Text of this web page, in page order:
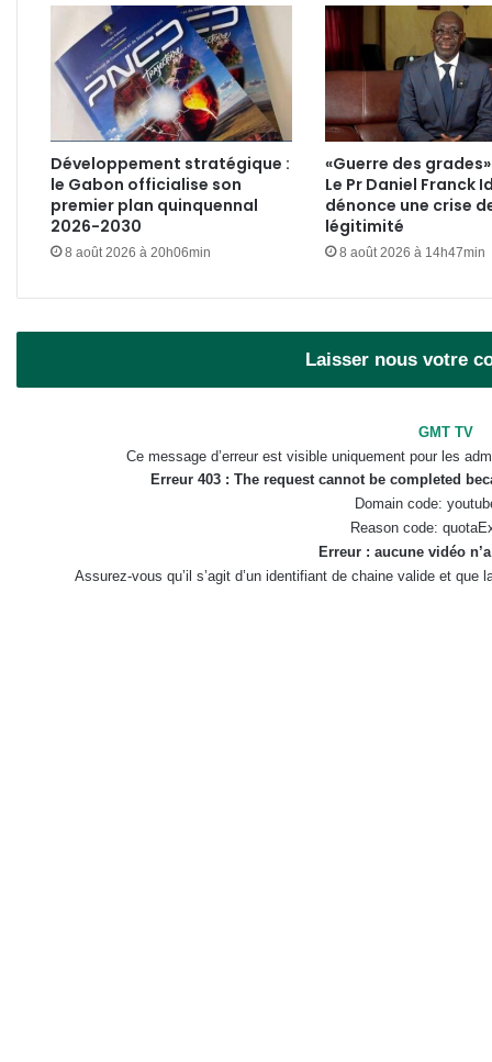
Développement stratégique :
le Gabon officialise son
premier plan quinquennal
2026-2030
8 août 2026 à 20h06min
«Guerre des grades»
Le Pr Daniel Franck
dénonce une crise
légitimité
8 août 2026 à 14h47min
Laisser nous votre
GMT TV
Ce message d’erreur est visible uniquement pour les
Erreur 403 : The request cannot be completed
Domain code:
Reason code:
Erreur : aucune vidéo
Assurez-vous qu’il s’agit d’un identifiant de chaine valide et